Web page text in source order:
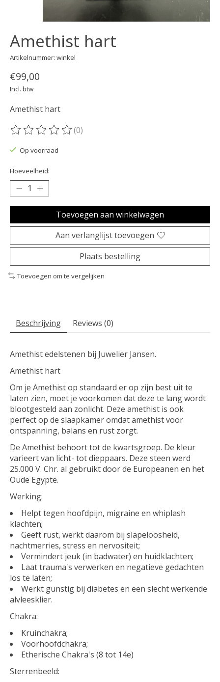
Amethist hart
Artikelnummer: winkel
€99,00
Incl. btw
Amethist hart
De beoordeling van dit product is
(0)
Op voorraad
Hoeveelheid:
Toevoegen aan winkelwagen
Aan verlanglijst toevoegen
Plaats bestelling
Toevoegen om te vergelijken
Beschrijving Reviews (0)
Amethist edelstenen bij Juwelier Jansen.
Amethist hart
Om je Amethist op standaard er op zijn best uit te
laten zien, moet je voorkomen dat deze te lang wordt
blootgesteld aan zonlicht. Deze amethist is ook
perfect op de slaapkamer omdat amethist voor
ontspanning, balans en rust zorgt.
De Amethist behoort tot de kwartsgroep. De kleur
varieert van licht- tot dieppaars. Deze steen werd
25.000 V. Chr. al gebruikt door de Europeanen en het
Oude Egypte.
Werking:
Helpt tegen hoofdpijn, migraine en whiplash
klachten;
Geeft rust, werkt daarom bij slapeloosheid,
nachtmerries, stress en nervositeit;
Vermindert jeuk (in badwater) en huidklachten;
Laat trauma's verwerken en negatieve gedachten
los te laten;
Werkt gunstig bij diabetes en een slecht werkende
alvleesklier.
Chakra:
Kruinchakra;
Voorhoofdchakra;
Etherische Chakra's (8 tot 14e)
Sterrenbeeld: